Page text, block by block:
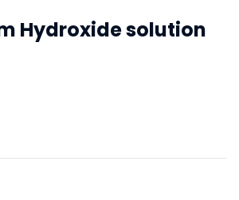
Hydroxide solution